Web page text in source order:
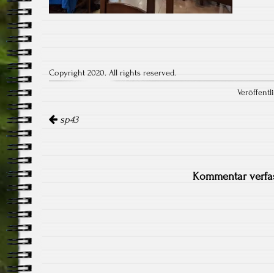
Copyright 2020. All rights reserved.
Navigation
sp43
Kommentar